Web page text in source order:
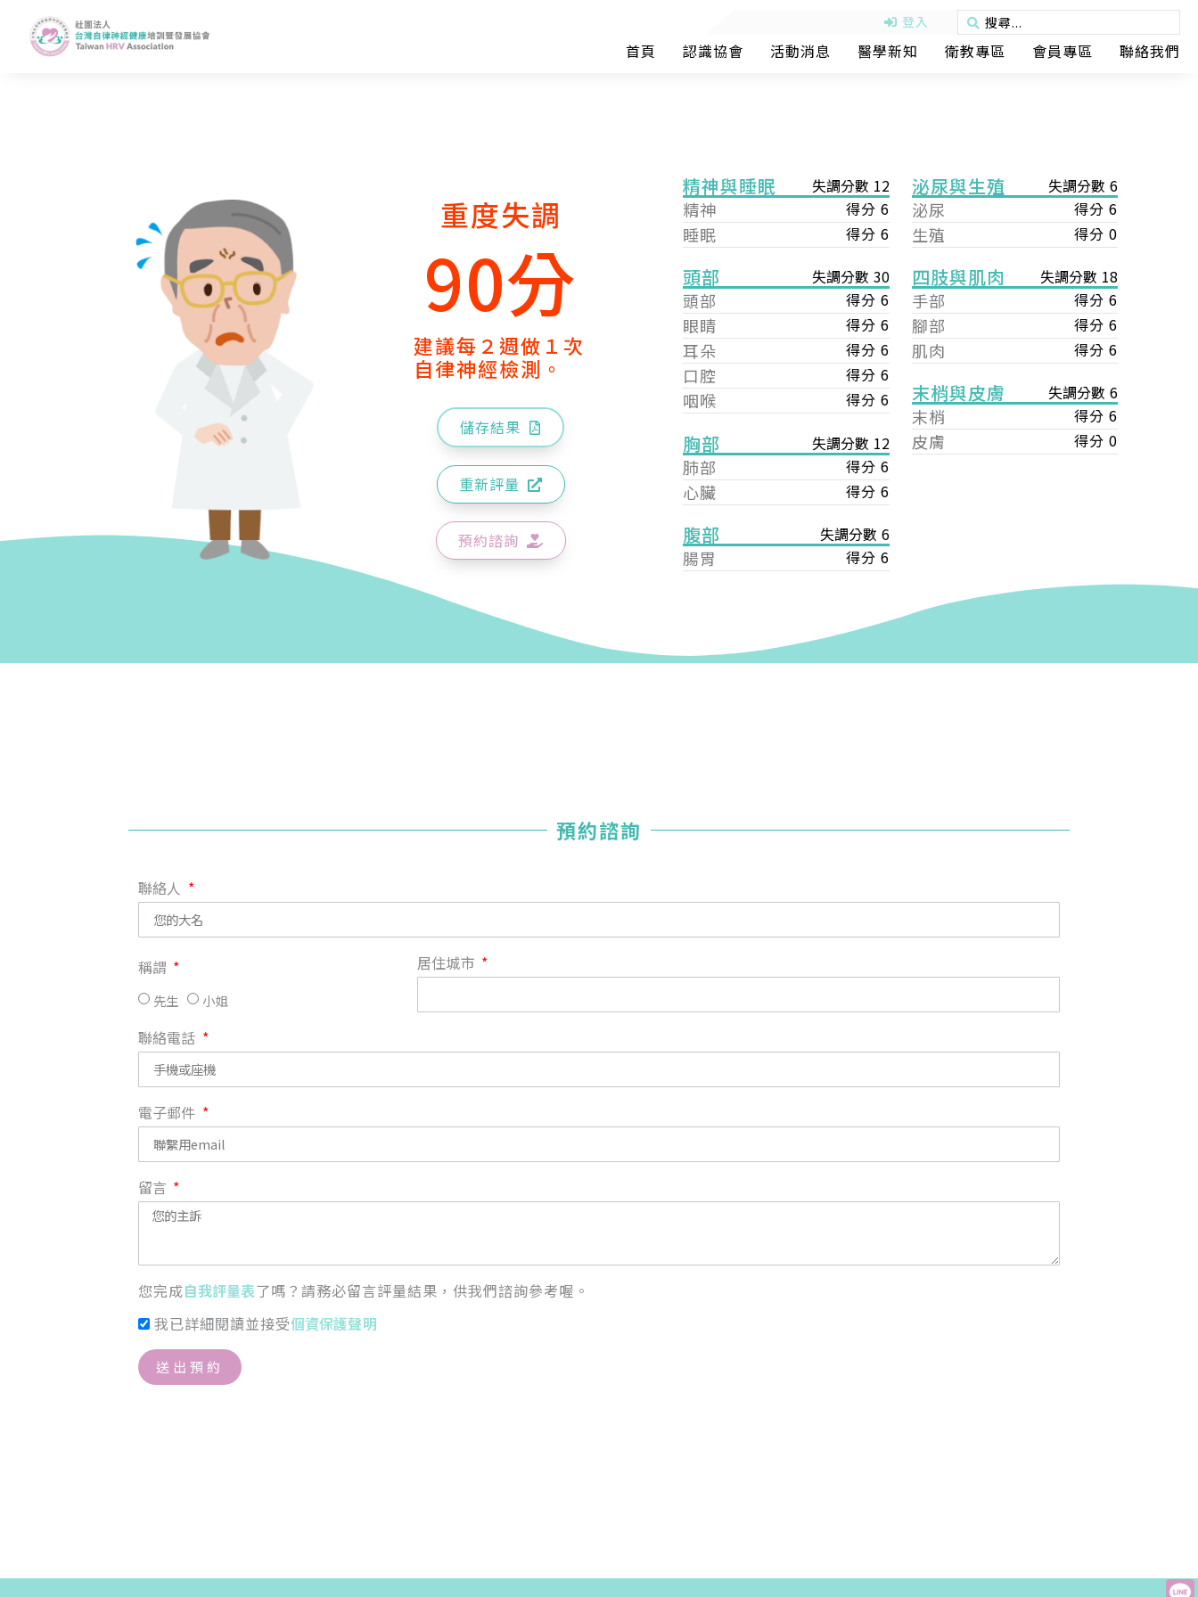
登入
首頁 認識協會 活動消息 醫學新知 衛教專區 會員專區 聯絡我們
重度失調
90分
建議每２週做１次
自律神經檢測。
儲存結果
重新評量
預約諮詢
精神與睡眠 失調分數 12
精神 得分 6
睡眠 得分 6
頭部 失調分數 30
頭部 得分 6
眼睛 得分 6
耳朵 得分 6
口腔 得分 6
咽喉 得分 6
胸部 失調分數 12
肺部 得分 6
心臟 得分 6
腹部 失調分數 6
腸胃 得分 6
泌尿與生殖 失調分數 6
泌尿 得分 6
生殖 得分 0
四肢與肌肉 失調分數 18
手部 得分 6
腳部 得分 6
肌肉 得分 6
末梢與皮膚 失調分數 6
末梢 得分 6
皮膚 得分 0
預約諮詢
聯絡人
稱謂
先生 小姐
居住城市
聯絡電話
電子郵件
留言
您完成自我評量表了嗎？請務必留言評量結果，供我們諮詢參考喔。
我已詳細閱讀並接受個資保護聲明
送出預約
您好，您的會員申請，已成功送出，經本協會理事會審核
【會費】
入會費新臺幣1200元，於會員入會時繳納；常年會費1200
元，於每年度繳納。
戶名: 社團法人台灣自律神經健康培訓暨發展協會